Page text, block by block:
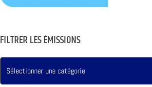
FILTRER LES ÉMISSIONS